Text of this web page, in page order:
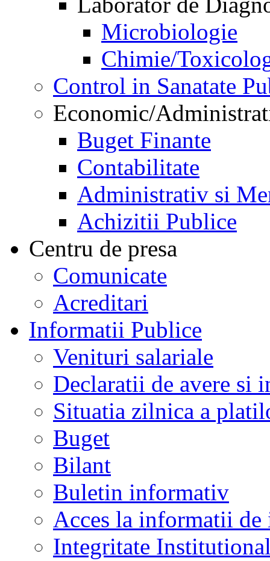
Microbiologie
Chimie/
Control in Sanatate
Economic/
Buget Finante
Contabilitate
Administrativ si
Achizitii Publice
Centru de presa
Comunicate
Acreditari
Informatii Publice
Venituri salariale
Declaratii de avere si
Situatia zilnica a
Buget
Bilant
Buletin informativ
Acces la informatii de
Integritate